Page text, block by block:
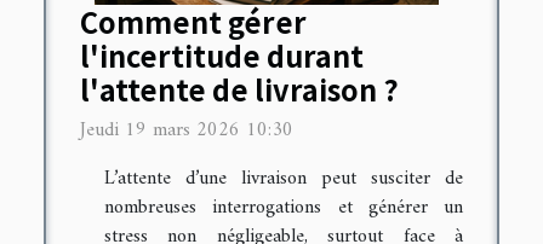
Comment gérer
l'incertitude durant
l'attente de livraison ?
Jeudi 19 mars 2026 10:30
L’attente d’une livraison peut susciter de
nombreuses interrogations et générer un
stress non négligeable, surtout face à